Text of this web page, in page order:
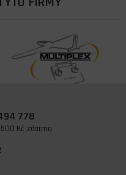
778
Kč zdarma